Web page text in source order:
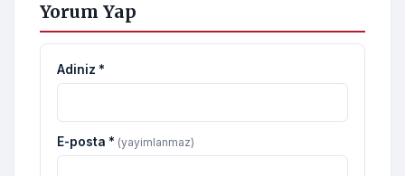
Yorum Yap
Adiniz *
E-posta * (yayimlanmaz)